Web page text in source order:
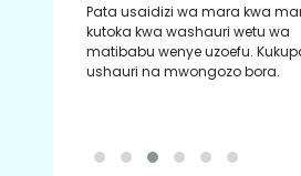
Pata usaidizi wa mara kwa
kutoka kwa washauri wetu wa
matibabu wenye uzoefu.
ushauri na mwongozo bora.